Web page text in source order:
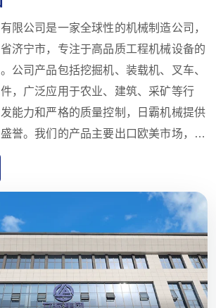
限公司是一家全球性的机械制造公司，
济宁市，专注于高品质工程机械设备的
公司产品包括挖掘机、装载机、叉车、
，广泛应用于农业、建筑、采矿等行
能力和严格的质量控制，日霸机械提供
誉。我们的产品主要出口欧美市场，并
，致力于满足客户对高性价比、高品质
在全球拥有多家代理商，提供从售前咨
式服务，确保客户在产品选择、交付和
验。